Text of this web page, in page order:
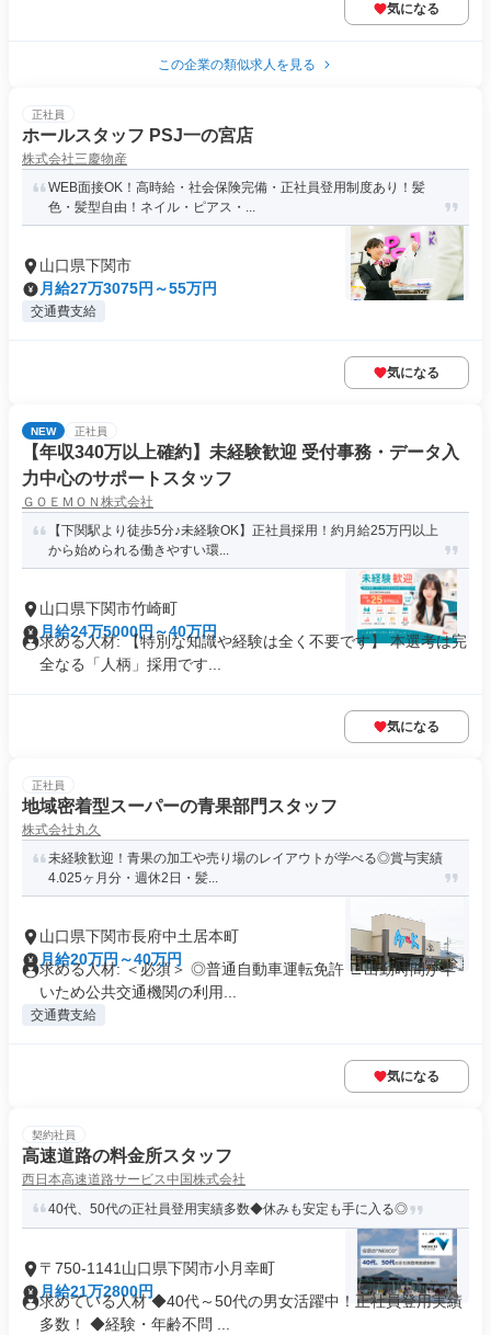
気になる
この企業の類似求人を見る
正社員
ホールスタッフ PSJ一の宮店
株式会社三慶物産
WEB面接OK！高時給・社会保険完備・正社員登用制度あり！髪
色・髪型自由！ネイル・ピアス・...
山口県下関市
月給27万3075円～55万円
交通費支給
気になる
NEW 正社員
【年収340万以上確約】未経験歓迎 受付事務・データ入
力中心のサポートスタッフ
ＧＯＥＭＯＮ株式会社
【下関駅より徒歩5分♪未経験OK】正社員採用！約月給25万円以上
から始められる働きやすい環...
山口県下関市竹崎町
月給24万5000円～40万円
求める人材: 【特別な知識や経験は全く不要です】 本選考は完
全なる「人柄」採用です...
気になる
正社員
地域密着型スーパーの青果部門スタッフ
株式会社丸久
未経験歓迎！青果の加工や売り場のレイアウトが学べる◎賞与実績
4.025ヶ月分・週休2日・髪...
山口県下関市長府中土居本町
月給20万円～40万円
求める人材: ＜必須＞ ◎普通自動車運転免許 ∟出勤時間が早
いため公共交通機関の利用...
交通費支給
気になる
契約社員
高速道路の料金所スタッフ
西日本高速道路サービス中国株式会社
40代、50代の正社員登用実績多数◆休みも安定も手に入る◎
〒750-1141山口県下関市小月幸町
月給21万2800円
求めている人材 ◆40代～50代の男女活躍中！正社員登用実績
多数！ ◆経験・年齢不問 ...